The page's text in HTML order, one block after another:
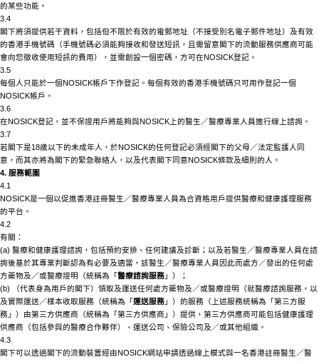
的某些功能。
3.4
閣下將須提供若干資料，包括但不限於有效的電郵地址（不接受別名電子郵件地址）及有效
的香港手機號碼（手機號碼必須能夠接收和發送短訊，且需留意閣下的流動服務供應商可能
會向您徵收使用短訊的費用），並需創設一個密碼，方可在NOSICK登記。
3.5
每個人只能於一個NOSICK帳戶下作登記。每個有效的香港手機號碼只可用作登記一個
NOSICK帳戶。
3.6
在NOSICK登記，並不保證用戶將能夠與NOSICK 上的醫生／醫療專業人員進行線上諮詢。
3.7
若閣下是18歲以下的未成年人，於NOSICK的任何登記必須經閣下的父母／法定監護人同
意，而其亦將為閣下的緊急聯絡人，以及代表閣下同意NOSICK條款及細則的人。
4. 服務範圍
4.1
NOSICK是一個以促進香港註冊醫生／醫療專業人員為合資格用戶提供醫療和健康護理服務
的平台。
4.2
有關：
(a) 醫療和健康護理諮詢，包括預約安排、任何建議及診斷；以及若醫生／醫療專業人員在諮
詢後基於其專業判斷認為有必要及適當，該醫生／醫療專業人員因此而處方／發出的任何處
方藥物及／或醫療證明（統稱為「醫療諮詢服務 」）；
(b) （代表身為用戶的閣下）領取及運送任何處方藥物及／或醫療證明（就醫療諮詢服務，以
及實際運送／樣本收取服務（統稱為「運送服務 」）的服務（上述服務統稱為「第三方服
務」）由第三方供應商（統稱為「第三方供應商」）提供，第三方供應商可能包括健康護理
供應商（包括參與的醫療合作夥伴）、運送公司、保險公司及／或其他組織。
4.3
閣下可以透過閣下的流動裝置經由NOSICK網站申請透過線上模式與一名香港註冊醫生／醫